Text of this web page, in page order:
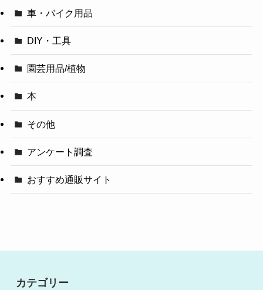
車・バイク用品
DIY・工具
園芸用品/植物
本
その他
アンケート調査
おすすめ通販サイト
カテゴリー